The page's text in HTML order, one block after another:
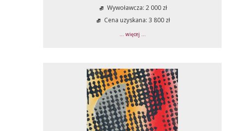
Wywoławcza: 2 000 zł
Cena uzyskana: 3 800 zł
... więcej ...